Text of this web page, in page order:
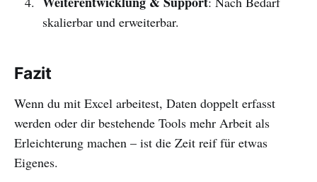
skalierbar und erweiterbar.
Fazit
Wenn du mit Excel arbeitest, Daten doppelt erfasst
werden oder dir bestehende Tools mehr Arbeit als
Erleichterung machen – ist die Zeit reif für etwas
Eigenes.